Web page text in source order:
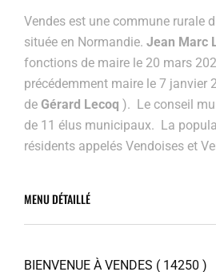
Vendes est une commune rurale
située en Normandie. Jean Marc
fonctions de maire le 20 mars
précédemment maire le 7 janvier
de Gérard Lecoq ). Le conseil
de 11 élus municipaux. La
résidents appelés Vendoises et
MENU DÉTAILLÉ
BIENVENUE À VENDES ( 14250 )